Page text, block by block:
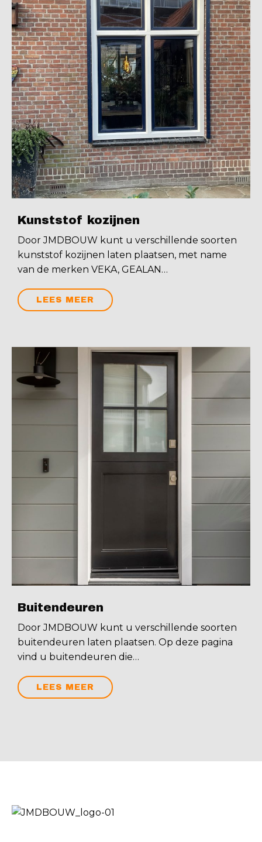
Kunststof kozijnen
Door JMDBOUW kunt u verschillende soorten
kunststof kozijnen laten plaatsen, met name
van de merken VEKA, GEALAN…
LEES MEER
Buitendeuren
Door JMDBOUW kunt u verschillende soorten
buitendeuren laten plaatsen. Op deze pagina
vind u buitendeuren die…
LEES MEER